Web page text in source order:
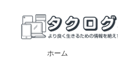
ホーム